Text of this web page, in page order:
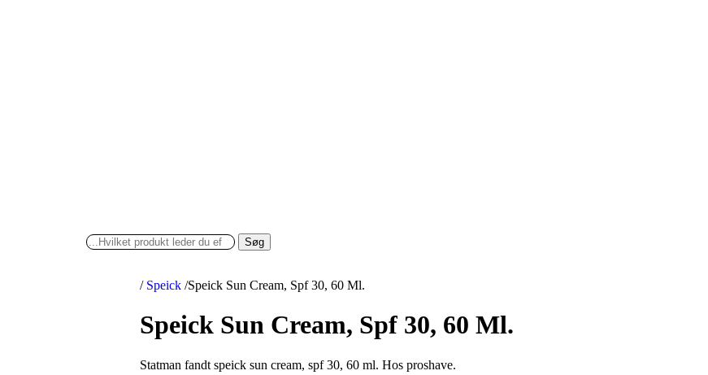
Søg
/ Speick /Speick Sun Cream, Spf 30, 60 Ml.
Speick Sun Cream, Spf 30, 60 Ml.
Statman fandt speick sun cream, spf 30, 60 ml. Hos proshave.